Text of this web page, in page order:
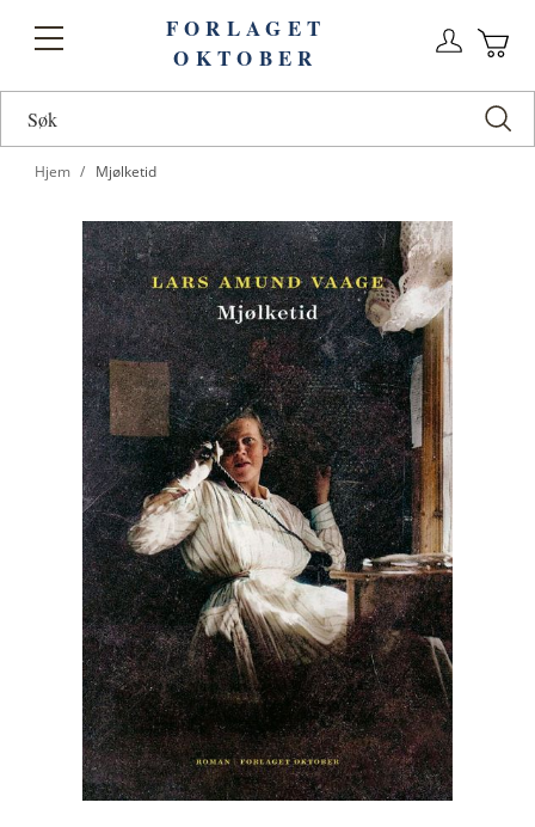
Toggle
FORLAGET
OKTOBER
Hjem Mjølketid